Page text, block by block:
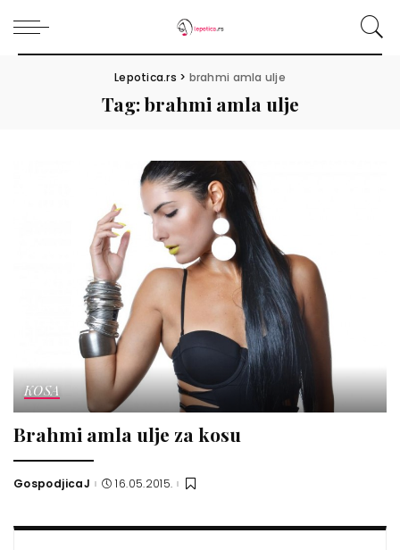
Lepotica.rs > brahmi amla ulje
Tag:brahmi amla ulje
KOSA
Brahmi amla ulje za kosu
Posted
GospodjicaJ 16.05.2015.